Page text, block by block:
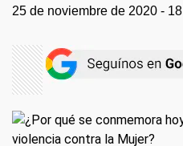
25 de noviembre de 2020 -